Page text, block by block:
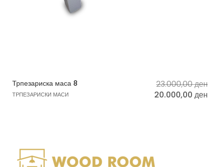
Трпезариска маса 8
ТРПЕЗАРИСКИ МАСИ
23.000,00ден
20.000,00 ден